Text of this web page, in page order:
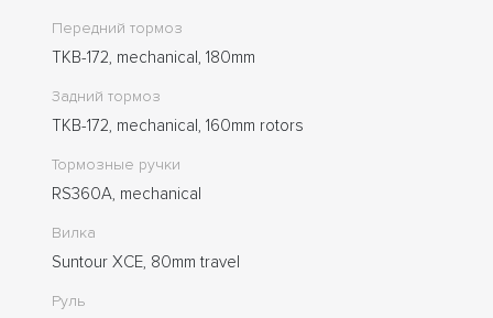
Передний тормоз
TKB-172, mechanical, 180mm
Задний тормоз
TKB-172, mechanical, 160mm rotors
Тормозные ручки
RS360A, mechanical
Вилка
Suntour XCE, 80mm travel
Руль